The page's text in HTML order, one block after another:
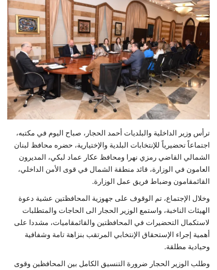
فيديو
حياة
ترأس وزير الداخلية والبلديات أحمد الحجار، صباح اليوم في مكتبه،
اجتماعاً تحضيرياً للإنتخابات البلدية والإختيارية، حضره محافظ لبنان
الشمالي القاضي رمزي نهرا ومحافظ عكار عماد لبكي، المديرون
العامون في الوزارة، قائد منطقة الشمال في قوى الأمن الداخلي،
القائمقامون وضباط فريق عمل الوزارة.
وخلال الإجتماع، تم الوقوف على جهوزية المحافظتين عشية دعوة
الهيئات الناخبة، واستمع الوزير الحجار الى الحاجات والمتطلبات
لاستكمال التحضيرات في المحافظتين والقائمقاميات، مشددا على
أهمية إجراء الإستحقاق الإنتخابي المرتقب بنزاهة تامة وشفافية
وحيادية مطلقة.
وطلب الوزير الحجار ضرورة التنسيق الكامل بين المحافظين وقوى